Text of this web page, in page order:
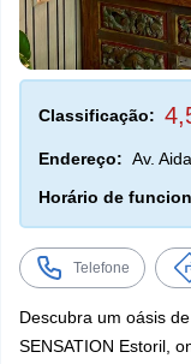
Classificação:
Endereço: Av.
Horário de
Telefone
Descubra um oásis
SENSATION Estoril,